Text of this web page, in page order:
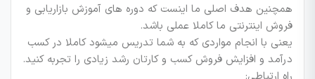
همچنین هدف اصلی ما اینست که دوره های آموزش بازاریابی و
فروش اینترنتی ما کاملا عملی باشد.
یعنی با انجام مواردی که به شما تدریس میشود کاملا در کسب
درآمد و افزایش فروش کسب و کارتان رشد زیادی را تجربه کنید.